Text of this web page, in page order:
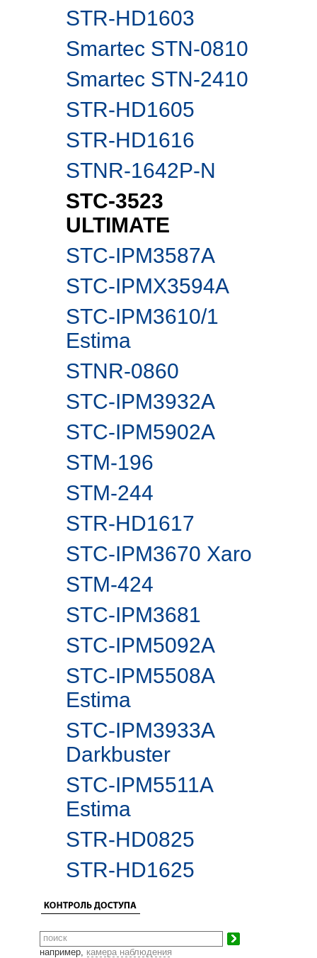
STR-HD1603
Smartec STN-0810
Smartec STN-2410
STR-HD1605
STR-HD1616
STNR-1642P-N
STC-3523
ULTIMATE
STC-IPM3587A
STC-IPMX3594A
STC-IPM3610/1
Estima
STNR-0860
STC-IPM3932A
STC-IPM5902А
STM-196
STM-244
STR-HD1617
STC-IPM3670 Xaro
STM-424
STC-IPM3681
STC-IPM5092A
STC-IPM5508A
Estima
STC-IPM3933A
Darkbuster
STC-IPM5511A
Estima
STR-HD0825
STR-HD1625
например, камера наблюдения